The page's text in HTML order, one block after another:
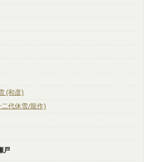
(和彦)
二代休雪/龍作)
戸